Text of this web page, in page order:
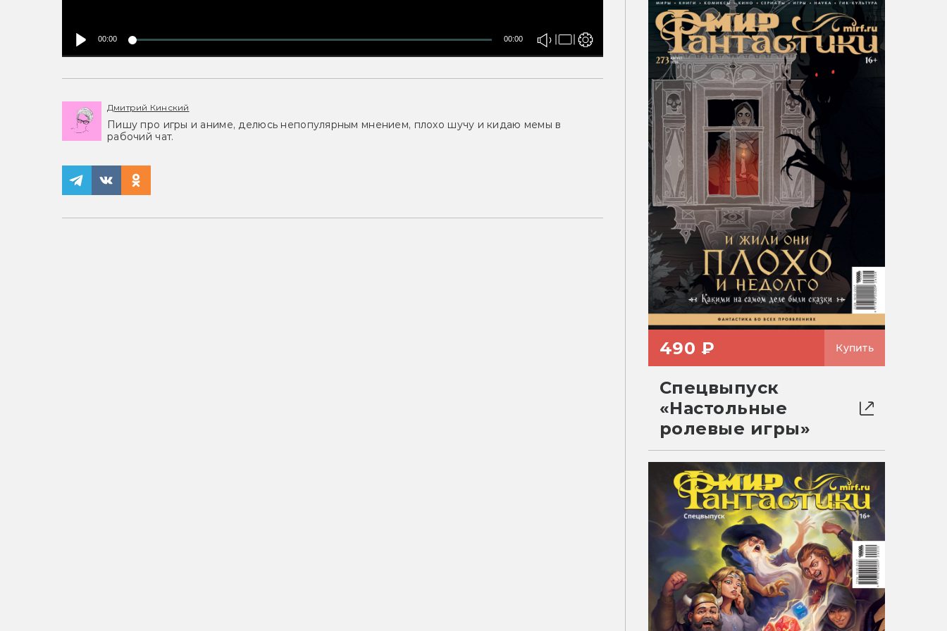
00:00 00:00
Дмитрий Кинский
Пишу про игры и аниме, делюсь непопулярным мнением, плохо шучу и кидаю мемы в
рабочий чат.
490 ₽ Купить
Спецвыпуск
«Настольные
ролевые игры»